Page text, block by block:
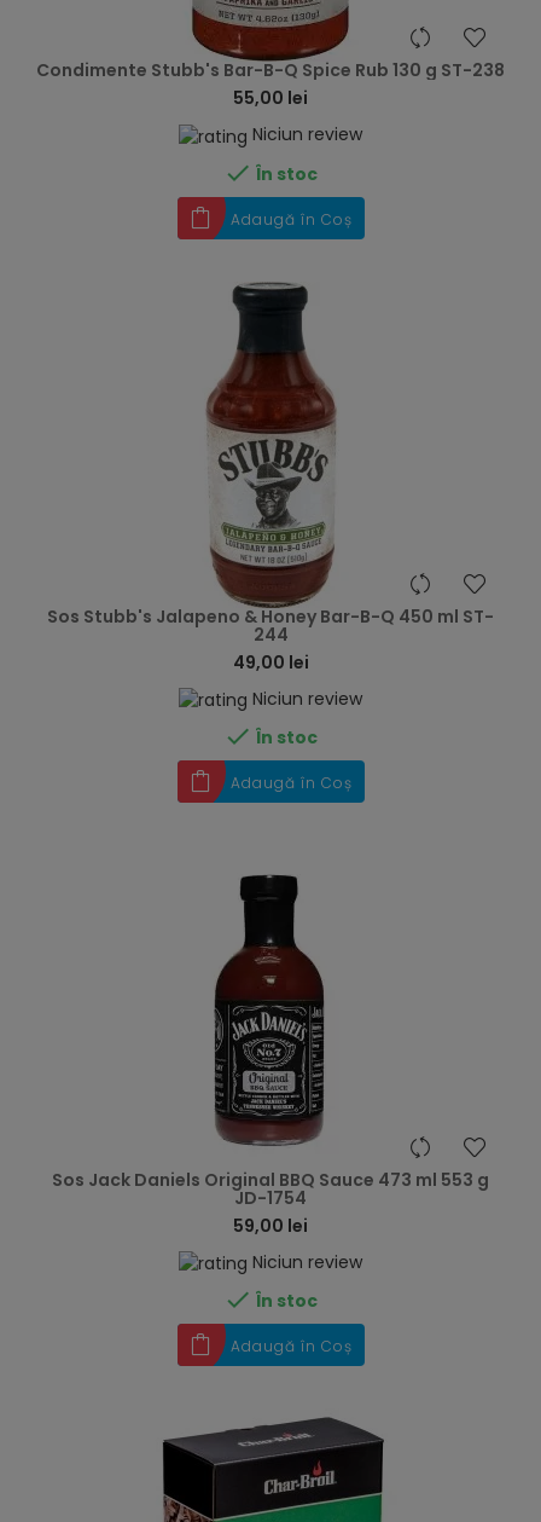
Condimente Stubb's Bar-B-Q Spice Rub 130 g ST-238
55,00 lei
Niciun review
 În stoc
Adaugă în Coș
Sos Stubb's Jalapeno & Honey Bar-B-Q 450 ml ST-
244
49,00 lei
Niciun review
 În stoc
Adaugă în Coș
Sos Jack Daniels Original BBQ Sauce 473 ml 553 g
JD-1754
59,00 lei
Niciun review
 În stoc
Adaugă în Coș